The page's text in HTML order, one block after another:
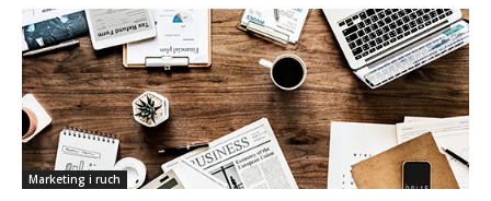
Marketing i ruch